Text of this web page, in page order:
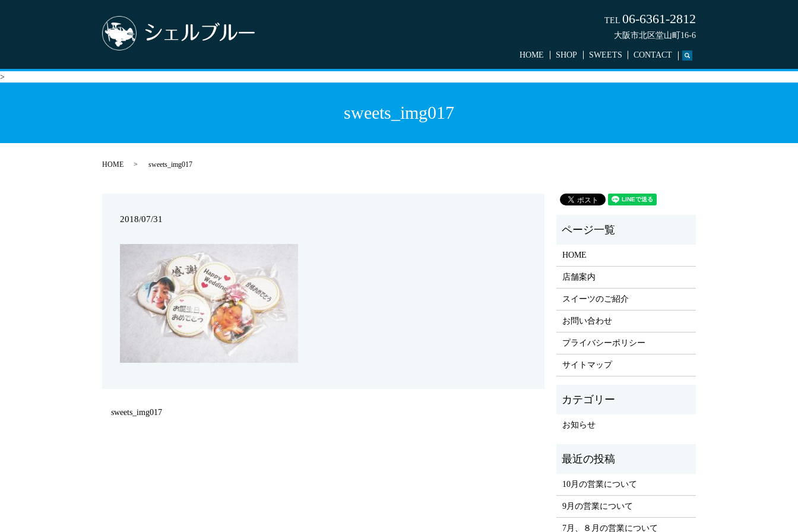
HOME SHOP SWEETS CONTACT
TEL 06-6361-2812
大阪市北区堂山町16-6
>
sweets_img017
HOME sweets_img017
2018/07/31
sweets_img017
HOME
店舗案内
スイーツのご紹介
お問い合わせ
プライバシーポリシー
サイトマップ
お知らせ
10月の営業について
9月の営業について
7月、８月の営業について